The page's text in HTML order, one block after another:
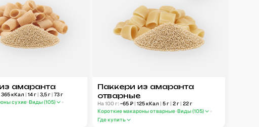
амаранта
365кКал | 14г | 3,5г | 73г
сухие Виды (105)
Паккери из амаранта
отварные
На 100 г: ~65₽ | 125кКал | 5г | 2г | 22г
Короткие макароны отварные Виды (105)
Где купить